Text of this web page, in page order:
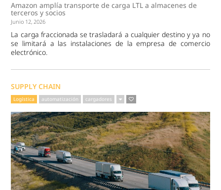
Amazon amplía transporte de carga LTL a almacenes de
terceros y socios
Junio 12, 2026
La carga fraccionada se trasladará a cualquier destino y ya no
se limitará a las instalaciones de la empresa de comercio
electrónico.
SUPPLY CHAIN
Logística automatización cargadores